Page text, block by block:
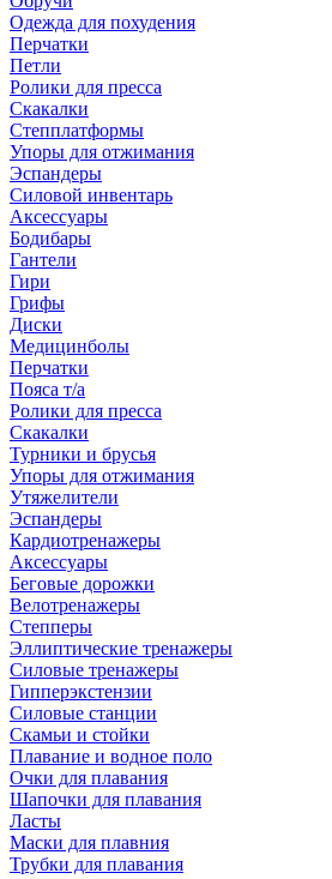
Одежда для похудения
Перчатки
Петли
Ролики для пресса
Скакалки
Степплатформы
Упоры для отжимания
Эспандеры
Силовой инвентарь
Аксессуары
Бодибары
Гантели
Гири
Грифы
Диски
Медицинболы
Перчатки
Пояса т/а
Ролики для пресса
Скакалки
Турники и брусья
Упоры для отжимания
Утяжелители
Эспандеры
Кардиотренажеры
Аксессуары
Беговые дорожки
Велотренажеры
Степперы
Эллиптические тренажеры
Силовые тренажеры
Гипперэкстензии
Силовые станции
Скамьи и стойки
Плавание и водное поло
Очки для плавания
Шапочки для плавания
Ласты
Маски для плавния
Трубки для плавания